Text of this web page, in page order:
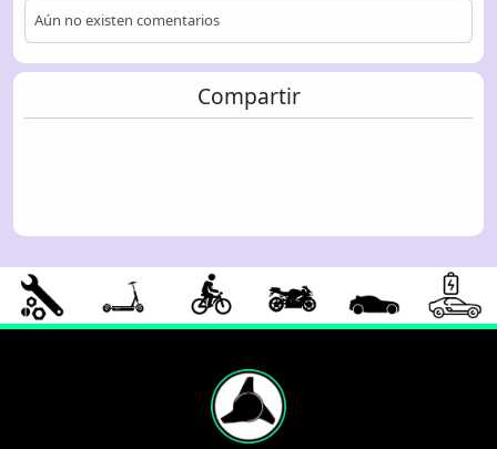
Aún no existen comentarios
Compartir